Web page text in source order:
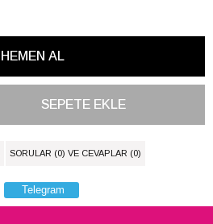
SORULAR (0) VE CEVAPLAR (0)
Telegram